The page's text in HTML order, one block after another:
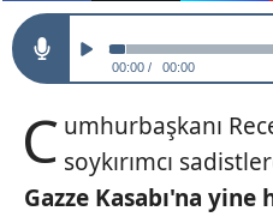
paylaş tweetle paylaş
00:00 00:00
C umhurbaşkanı
soykırımcı
Gazze Kasabı'na yine